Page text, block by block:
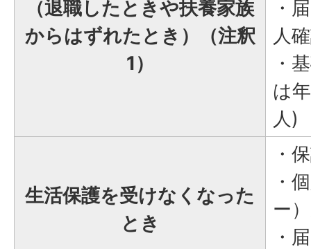
（退職したときや扶養家族
からはずれたとき）（注釈
1）
・
人
・
は
人)
生活保護を受けなくなった
とき
・
・
ー
・